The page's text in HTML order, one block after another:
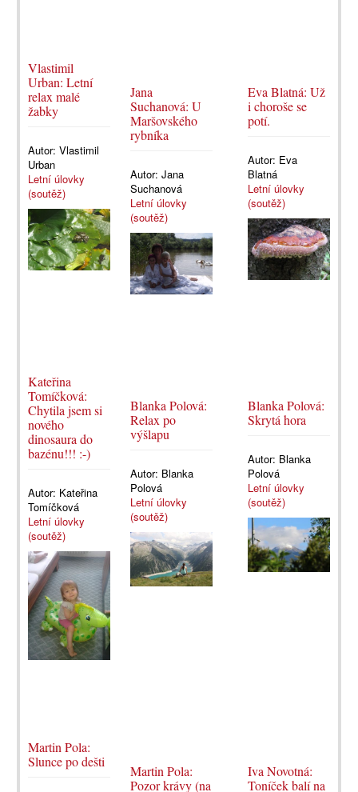
Vlastimil
Urban: Letní
relax malé
žabky
Autor: Vlastimil
Urban
Letní úlovky
(soutěž)
Jana
Suchanová: U
Maršovského
rybníka
Autor:Jana
Suchanová
Letní úlovky
(soutěž)
Eva Blatná: Už
i choroše se
potí.
Autor: Eva
Blatná
Letní úlovky
(soutěž)
Kateřina
Tomíčková:
Chytila jsem si
nového
dinosaura do
bazénu!!! :-)
Autor: Kateřina
Tomíčková
Letní úlovky
(soutěž)
Blanka Polová:
Relax po
výšlapu
Autor: Blanka
Polová
Letní úlovky
(soutěž)
Blanka Polová:
Skrytá hora
Autor: Blanka
Polová
Letní úlovky
(soutěž)
Martin Pola:
Slunce po dešti
Martin Pola:
Pozor krávy (na
Iva Novotná:
Toníček balí na